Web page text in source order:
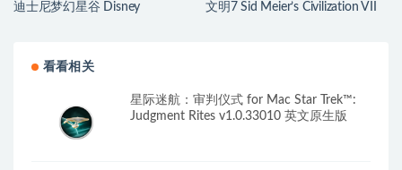
迪士尼梦幻星谷 Disney
文明7 Sid Meier’s Civilization VII
看看相关
星际迷航：审判仪式 for Mac Star Trek™:
Judgment Rites v1.0.33010 英文原生版